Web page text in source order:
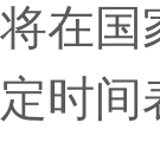
将在国
定时间